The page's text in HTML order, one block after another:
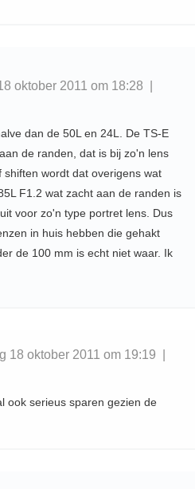
oktober 2011 om 18:28 |
dan de 50L en 24L. De TS-E
de randen, dat is bij zo'n lens
wordt dat overigens wat
F1.2 wat zacht aan de randen is
voor zo'n type portret lens. Dus
in huis hebben die gehakt
de 100 mm is echt niet waar. Ik
18 oktober 2011 om 19:19 |
ook serieus sparen gezien de